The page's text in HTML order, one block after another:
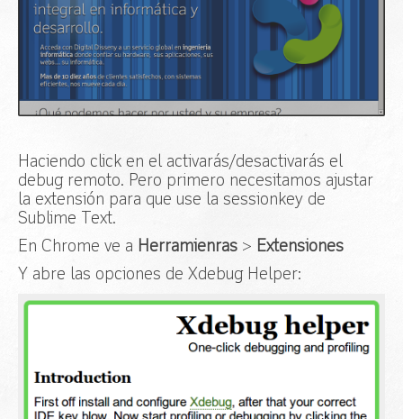
Haciendo click en el activarás/desactivarás el
debug remoto. Pero primero necesitamos ajustar
la extensión para que use la sessionkey de
Sublime Text.
En Chrome ve a Herramienras > Extensiones
Y abre las opciones de Xdebug Helper: